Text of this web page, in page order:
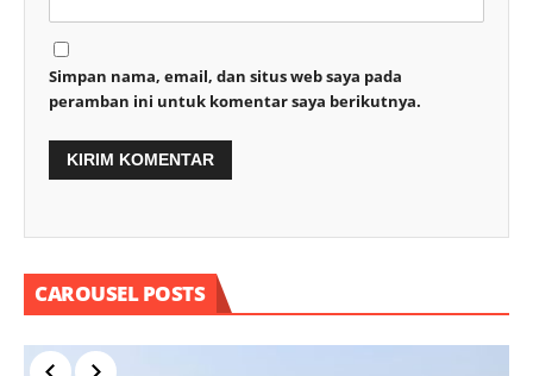
Simpan nama, email, dan situs web saya pada
peramban ini untuk komentar saya berikutnya.
CAROUSEL POSTS